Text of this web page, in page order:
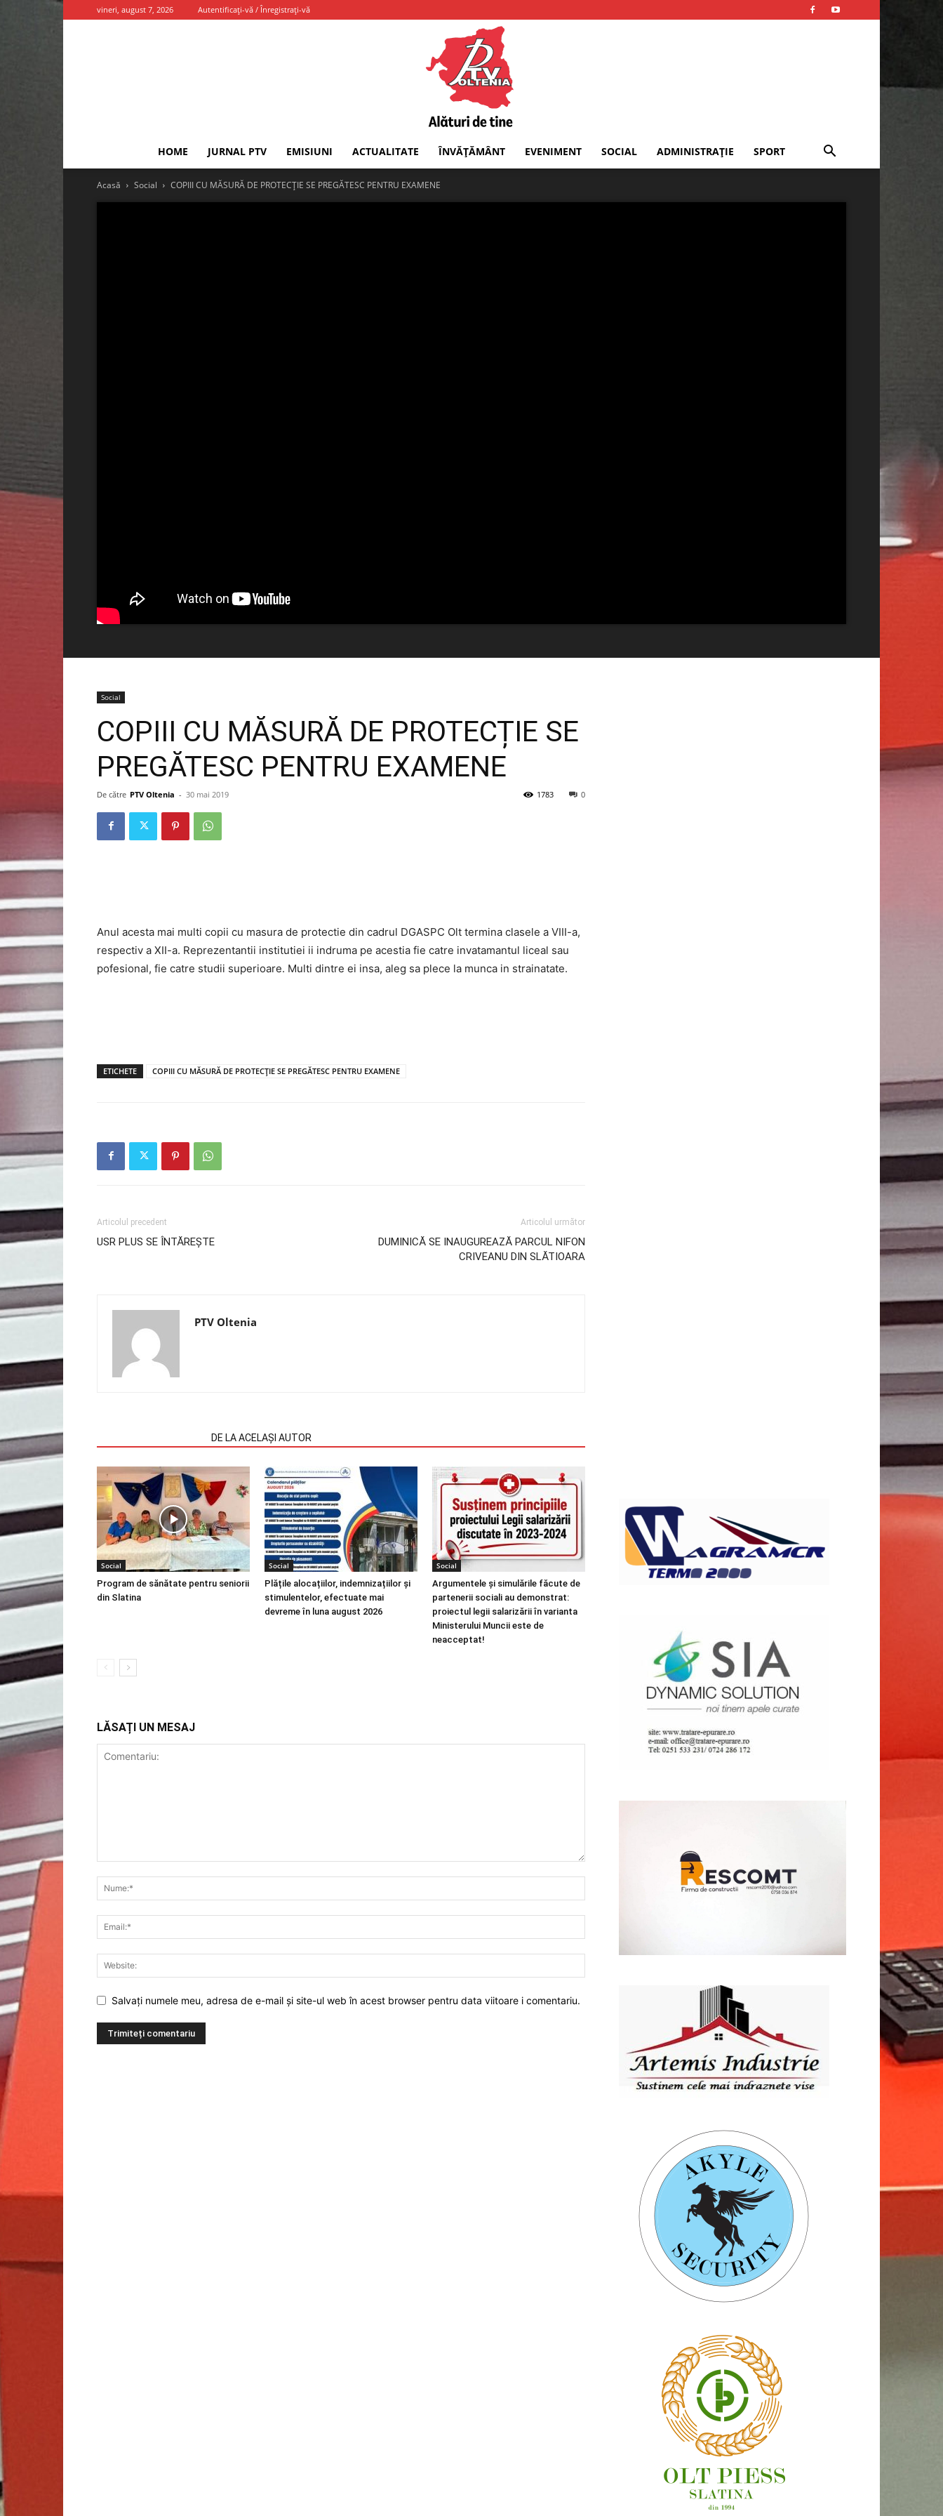
vineri, august 7, 2026 Autentificați-vă / Înregistrați-vă
HOME JURNAL PTV EMISIUNI ACTUALITATE ÎNVĂȚĂMÂNT EVENIMENT SOCIAL ADMINISTRAȚIE SPORT
Acasă Social COPIII CU MĂSURĂ DE PROTECȚIE SE PREGĂTESC PENTRU EXAMENE
Social
COPIII CU MĂSURĂ DE PROTECȚIE SE
PREGĂTESC PENTRU EXAMENE
De către PTV Oltenia - 30 mai 2019 0
1783
Anul acesta mai multi copii cu masura de protectie din cadrul DGASPC Olt termina clasele a VIII-a,
respectiv a XII-a. Reprezentantii institutiei ii indruma pe acestia fie catre invatamantul liceal sau
pofesional, fie catre studii superioare. Multi dintre ei insa, aleg sa plece la munca in strainatate.
ETICHETE COPIII CU MĂSURĂ DE PROTECȚIE SE PREGĂTESC PENTRU EXAMENE
Articolul precedent
USR PLUS SE ÎNTĂREȘTE
Articolul următor
DUMINICĂ SE INAUGUREAZĂ PARCUL NIFON
CRIVEANU DIN SLĂTIOARA
PTV Oltenia
DE LA ACELAȘI AUTOR
Social
Program de sănătate pentru seniorii
din Slatina
Social
Plățile alocațiilor, indemnizațiilor și
stimulentelor, efectuate mai
devreme în luna august 2026
Social
Argumentele și simulările făcute de
partenerii sociali au demonstrat:
proiectul legii salarizării în varianta
Ministerului Muncii este de
neacceptat!
LĂSAȚI UN MESAJ
Salvați numele meu, adresa de e-mail și site-ul web în acest browser pentru data viitoare i comentariu.